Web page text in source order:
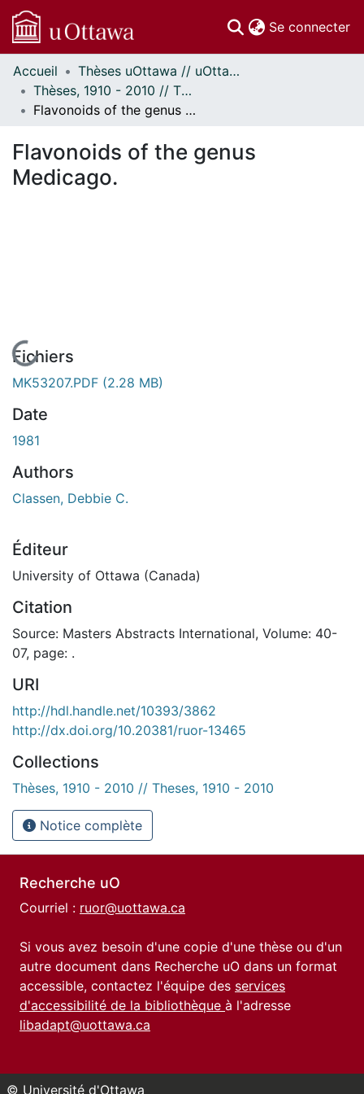
Se connecter
Communautés
et collections
Parcourir
À propos
Accueil
Thèses uOttawa // uOttawa Theses
Thèses, 1910 - 2010 // Theses, 1910 - 2010
Flavonoids of the genus Medicago.
Flavonoids of the genus
Medicago.
En cours de chargement...
Fichiers
MK53207.PDF (2.28 MB)
Date
1981
Authors
Classen, Debbie C.
Éditeur
University of Ottawa (Canada)
Citation
Source: Masters Abstracts International, Volume: 40-
07, page: .
URI
http://hdl.handle.net/10393/3862
http://dx.doi.org/10.20381/ruor-13465
Collections
Thèses, 1910 - 2010 // Theses, 1910 - 2010
Notice complète
Recherche uO
Courriel : ruor@uottawa.ca
Si vous avez besoin d'une copie d'une thèse ou d'un
autre document dans Recherche uO dans un format
accessible, contactez l'équipe des services
d'accessibilité de la bibliothèque à l'adresse
libadapt@uottawa.ca
© Université d'Ottawa